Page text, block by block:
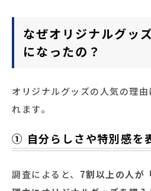
なぜオリジナルグッ
になったの？
オリジナルグッズの人気の理
れます。
① 自分らしさや特別感を
調査によると、 7割以上の人が